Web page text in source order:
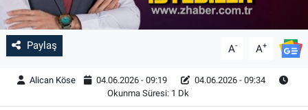
Paylaş A- A+
Alican Köse 04.06.2026 - 09:19
04.06.2026 - 09:34
Okunma Süresi: 1 Dk